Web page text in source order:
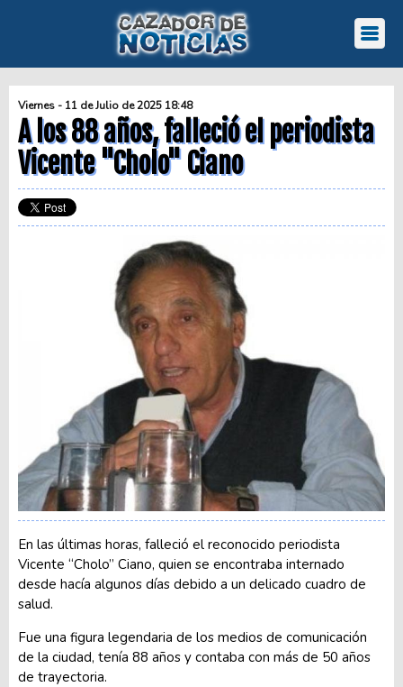
Viernes - 11 de Julio de 2025 18:48
A los 88 años, falleció el periodista
Vicente "Cholo" Ciano
En las últimas horas, falleció el reconocido periodista
Vicente “Cholo” Ciano, quien se encontraba internado
desde hacía algunos días debido a un delicado cuadro de
salud.
Fue una figura legendaria de los medios de comunicación
de la ciudad, tenía 88 años y contaba con más de 50 años
de trayectoria.